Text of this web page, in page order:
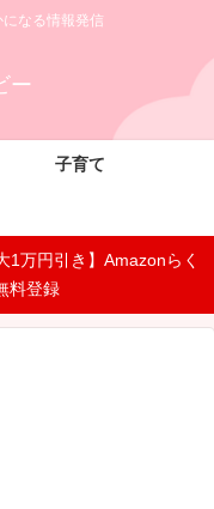
なる情報発信
ー
子育て
1万円引き】Amazonらく
料登録